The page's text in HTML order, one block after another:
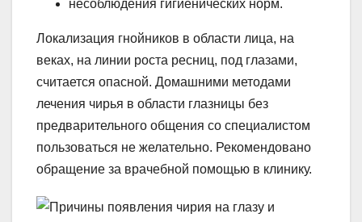
несоблюдения гигиенических норм.
Локализация гнойников в области лица, на
веках, на линии роста ресниц, под глазами,
считается опасной. Домашними методами
лечения чирья в области глазницы без
предварительного общения со специалистом
пользоваться не желательно. Рекомендовано
обращение за врачебной помощью в клинику.